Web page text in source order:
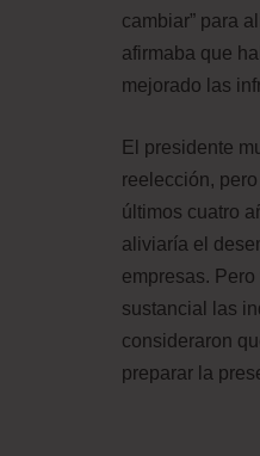
cambiar” para
afirmaba que
mejorado las
El presidente
reelección,
últimos cuatro
aliviaría el
empresas.
sustancial las
consideraron
preparar la